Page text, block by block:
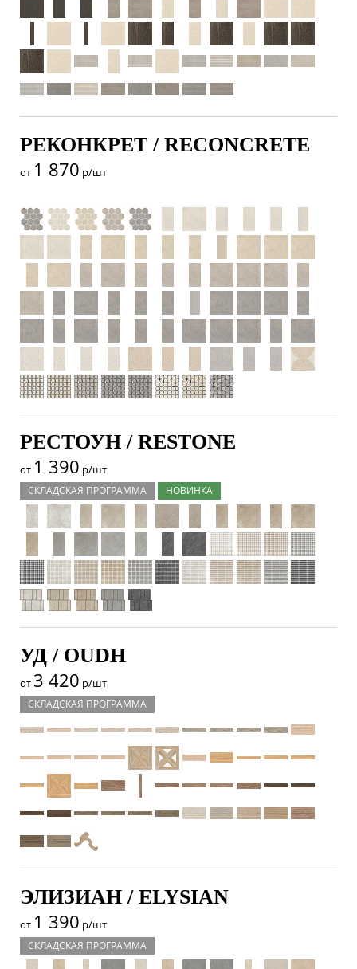
РЕКОНКРЕТ / RECONCRETE
от 1 870 р/шт
РЕСТОУН / RESTONE
от 1 390 р/шт
СКЛАДСКАЯ ПРОГРАММА НОВИНКА
УД / OUDH
от 3 420 р/шт
СКЛАДСКАЯ ПРОГРАММА
ЭЛИЗИАН / ELYSIAN
от 1 390 р/шт
СКЛАДСКАЯ ПРОГРАММА